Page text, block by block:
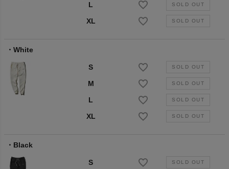
L
XL
White
S
M
L
XL
Black
S